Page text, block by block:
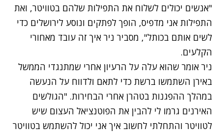
"אנשים יכולים לשלוח את התפילות שלהם בטוויטר, ואת
התפילות אני מדפיס, הופך לפתקים ונוסע לירושלים כדי
לשים אותם בכותל", מסביר ניר איך זה עובד מאחורי
הקלעים.
ניר אומר שהוא עלה על הרעיון אחרי שמתנגדי הממשל
באירן השתמשו ברשת כדי לתאם ולדווח על הנעשה
במהלך ההפגנות בטהרן אחרי הבחירות. "הגולשים
האירנים גרמו לי להבין את הפוטנציאל העצום שיש
לטוויטר והתחלתי לחשוב איך אני יכול להשתמש בטוויטר